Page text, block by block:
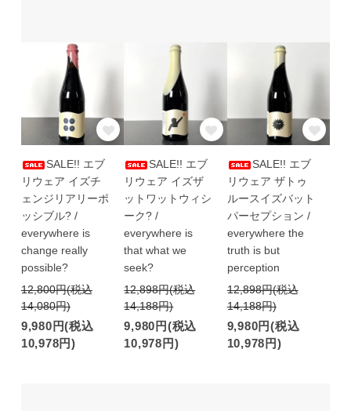
SALE!! エブ
リウェア イズチ
ェンジリアリーポ
ッシブル? /
everywhere is
change really
possible?
12,800円(税込
14,080円)
9,980円(税込
10,978円)
SALE!! エブ
リウェア イズザ
ットワットウィシ
ーク? /
everywhere is
that what we
seek?
12,898円(税込
14,188円)
9,980円(税込
10,978円)
SALE!! エブ
リウェア ザトゥ
ルースイズバット
パーセプション /
everywhere the
truth is but
perception
12,898円(税込
14,188円)
9,980円(税込
10,978円)